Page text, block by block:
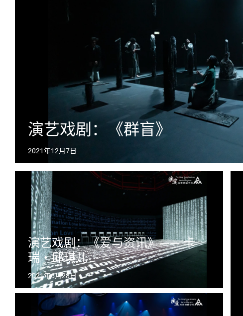
演艺戏剧：《群盲》
2021年12月7日
演艺戏剧：《爱与资讯》—— 卡
瑞・邱琪儿
2021年6月28日